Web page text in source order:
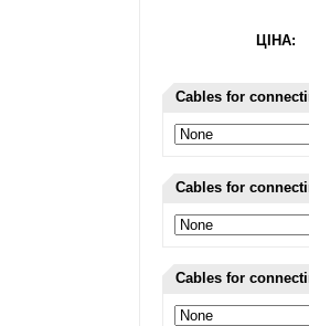
ЦІНА:
Cables for
Cables for
Cables for